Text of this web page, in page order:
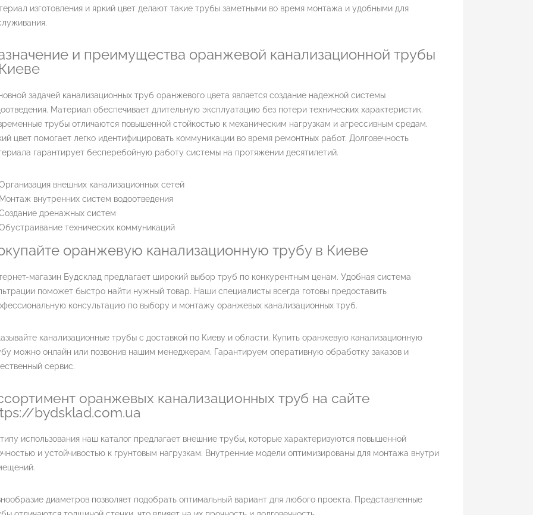
изготовления и яркий цвет делают такие трубы заметными во время монтажа и удобными для
и преимущества оранжевой канализационной трубы
задачей канализационных труб оранжевого цвета является создание надежной системы
Материал обеспечивает длительную эксплуатацию без потери технических характеристик.
трубы отличаются повышенной стойкостью к механическим нагрузкам и агрессивным средам.
цвет помогает легко идентифицировать коммуникации во время ремонтных работ. Долговечность
гарантирует бесперебойную работу системы на протяжении десятилетий.
внешних канализационных сетей
Монтаж внутренних систем водоотведения
дренажных систем
технических коммуникаций
оранжевую канализационную трубу в Киеве
магазин Будсклад предлагает широкий выбор труб по конкурентным ценам. Удобная система
поможет быстро найти нужный товар. Наши специалисты всегда готовы предоставить
консультацию по выбору и монтажу оранжевых канализационных труб.
канализационные трубы с доставкой по Киеву и области. Купить оранжевую канализационную
можно онлайн или позвонив нашим менеджерам. Гарантируем оперативную обработку заказов и
сервис.
оранжевых канализационных труб на сайте
bydsklad.com.ua
использования наш каталог предлагает внешние трубы, которые характеризуются повышенной
и устойчивостью к грунтовым нагрузкам. Внутренние модели оптимизированы для монтажа внутри
диаметров позволяет подобрать оптимальный вариант для любого проекта. Представленные